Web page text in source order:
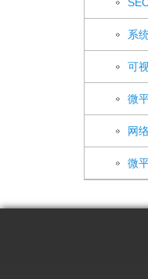
系
可
微
网
微